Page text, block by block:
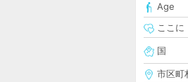
Age
ここに
国
市区町